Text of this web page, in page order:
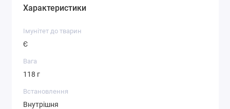
Характеристики
Імунітет до тварин
Є
Вага
118 г
Встановлення
Внутрішня